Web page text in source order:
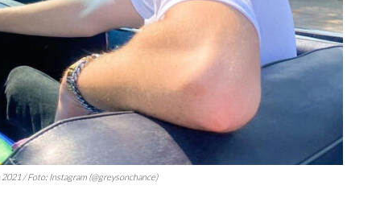
/ Foto: Instagram (@greysonchance)